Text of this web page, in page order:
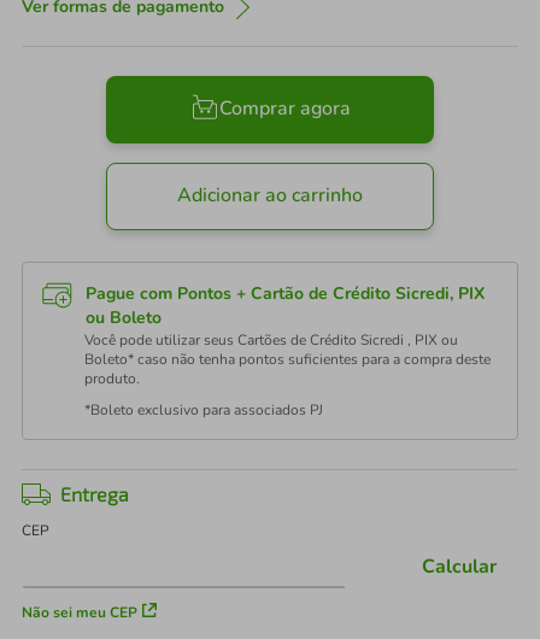
Ver formas de pagamento
Comprar agora
Adicionar ao carrinho
Pague com Pontos + Cartão de Crédito Sicredi, PIX
ou Boleto
Você pode utilizar seus Cartões de Crédito Sicredi , PIX ou
Boleto* caso não tenha pontos suficientes para a compra deste
produto.
*Boleto exclusivo para associados PJ
Entrega
CEP
Não sei meu CEP
Calcular